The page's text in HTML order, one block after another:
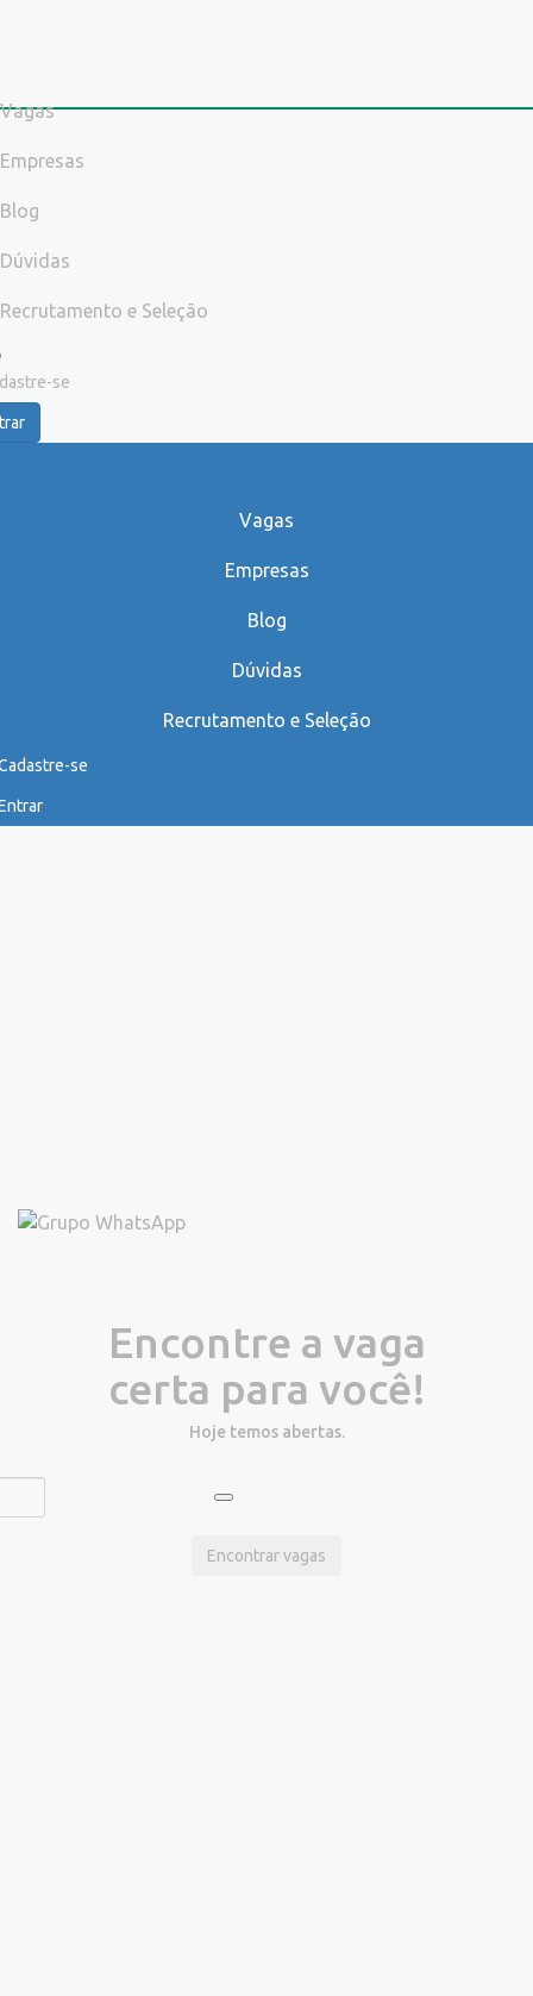
Vagas
Empresas
Blog
Dúvidas
Recrutamento e Seleção
se
Vagas
Empresas
Blog
Dúvidas
Recrutamento e Seleção
se
Encontre a vaga
certa para você!
Hoje temos abertas.
Encontrar vagas